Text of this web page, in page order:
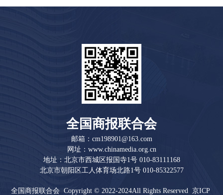
全国商报联合会
邮箱：cm198901@163.com
网址：www.chinamedia.org.cn
地址：北京市西城区报国寺1号 010-83111168
北京市朝阳区工人体育场北路1号 010-85322577
全国商报联合会 Copyright © 2022-2024All Rights Reserved京ICP